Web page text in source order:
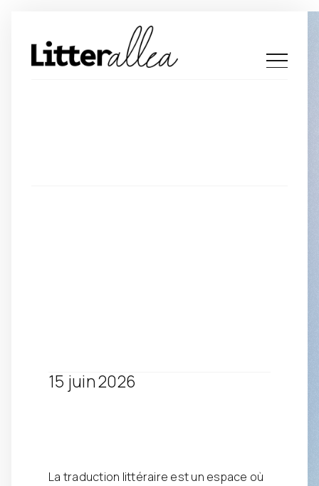
15 juin 2026
La traduction littéraire est un espace où